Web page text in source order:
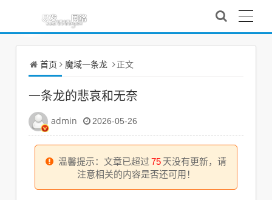
首页 魔域一条龙 正文
一条龙的悲哀和无奈
admin 2026-05-26
温馨提示：文章已超过 75 天没有更新，请
注意相关的内容是否还可用！